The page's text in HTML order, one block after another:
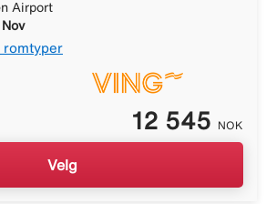
Airport
romtyper
12 545 NOK
Velg